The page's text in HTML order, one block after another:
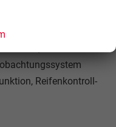
und hinten,
Reifenkontroll-